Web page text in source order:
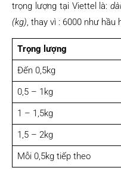
trọng lượng tại Viettel là:
(kg), thay vì : 6000 như hầu
Trọng lượng
Đến 0,5kg
0,5 – 1kg
1 – 1,5kg
1,5 – 2kg
Mỗi 0,5kg tiếp theo